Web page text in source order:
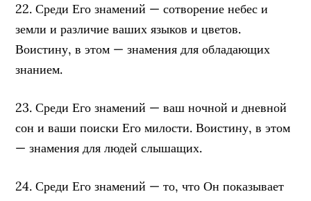
22. Среди Его знамений — сотворение небес и
земли и различие ваших языков и цветов.
Воистину, в этом — знамения для обладающих
знанием.
23. Среди Его знамений — ваш ночной и дневной
сон и ваши поиски Его милости. Воистину, в этом
— знамения для людей слышащих.
24. Среди Его знамений — то, что Он показывает